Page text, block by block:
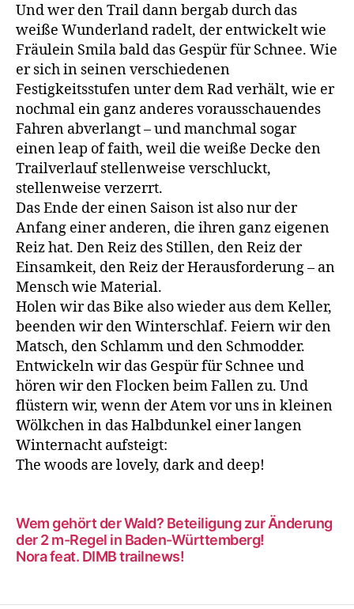
Und wer den Trail dann bergab durch das
weiße Wunderland radelt, der entwickelt wie
Fräulein Smila bald das Gespür für Schnee. Wie
er sich in seinen verschiedenen
Festigkeitsstufen unter dem Rad verhält, wie er
nochmal ein ganz anderes vorausschauendes
Fahren abverlangt – und manchmal sogar
einen leap of faith, weil die weiße Decke den
Trailverlauf stellenweise verschluckt,
stellenweise verzerrt.
Das Ende der einen Saison ist also nur der
Anfang einer anderen, die ihren ganz eigenen
Reiz hat. Den Reiz des Stillen, den Reiz der
Einsamkeit, den Reiz der Herausforderung – an
Mensch wie Material.
Holen wir das Bike also wieder aus dem Keller,
beenden wir den Winterschlaf. Feiern wir den
Matsch, den Schlamm und den Schmodder.
Entwickeln wir das Gespür für Schnee und
hören wir den Flocken beim Fallen zu. Und
flüstern wir, wenn der Atem vor uns in kleinen
Wölkchen in das Halbdunkel einer langen
Winternacht aufsteigt:
The woods are lovely, dark and deep!
Wem gehört der Wald? Beteiligung zur Änderung
der 2 m-Regel in Baden-Württemberg!
Nora feat. DIMB trailnews!